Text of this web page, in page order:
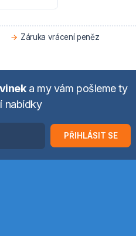
Záruka vrácení peněz
a my vám pošleme ty
nabídky
PŘIHLÁSIT SE